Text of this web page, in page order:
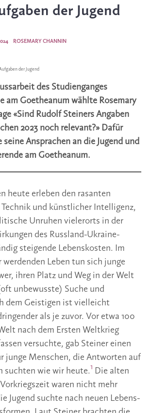
der Jugend
ROSEMARY CHANNIN
der Jugend
des Studienganges
am Goetheanum wählte Rosemary
«Sind Rudolf Steiners Angaben
2023 noch relevant?» Dafür
Ansprachen an die Jugend und
am Goetheanum.
heute erleben den rasanten
und künstlicher Intelligenz,
Unruhen vielerorts in der
des Russland-Ukraine-
steigende Lebenskosten. Im
Leben tun sich junge
ihren Platz und Weg in der Welt
unbewusste) Suche und
dem Geistigen ist vielleicht
als je zuvor. Vor etwa 100
nach dem Ersten Weltkrieg
versuchte, gab Steiner einen
junge Menschen, die Antworten auf
suchten wie wir heute.1 Die alten
waren nicht mehr
Jugend suchte nach neuen Lebens-